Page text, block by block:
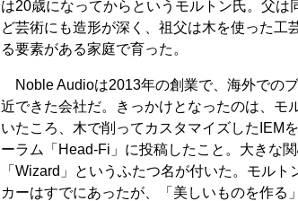
は20歳になってからというモルトン氏。父は
ど芸術にも造形が深く、祖父は木を使った工
る要素がある家庭で育った。
Noble Audioは2013年の創業で、海外での
近できた会社だ。きっかけとなったのは、モ
いたころ、木で削ってカスタマイズしたIEM
ーラム「Head-Fi」に投稿したこと。大きな
「Wizard」というふたつ名が付いた。モル
カーはすでにあったが、「美しいものを作る